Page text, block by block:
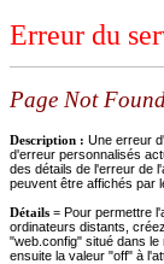
Erreur du
Page Not
Description : Une erreur
d'erreur personnalisés
des détails de l'erreur de
peuvent être affichés par
Détails = Pour permettre
ordinateurs distants,
"web.config" situé dans le
ensuite la valeur "off" à